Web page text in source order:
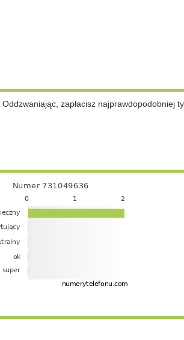
Oddzwaniając, zapłacisz najprawdopodobniej